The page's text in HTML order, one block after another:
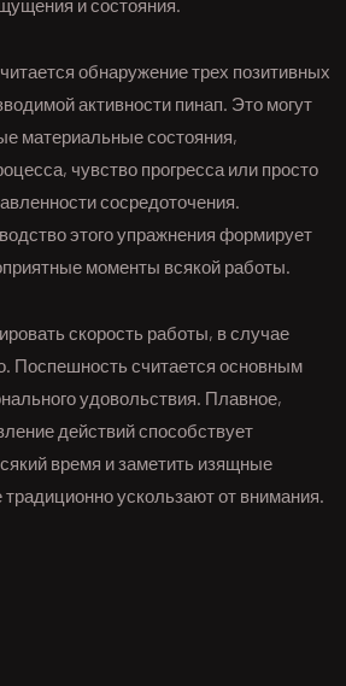
и состояния.
обнаружение трех позитивных
активности пинап. Это могут
материальные состояния,
чувство прогресса или просто
сосредоточения.
этого упражнения формирует
моменты всякой работы.
скорость работы, в случае
Поспешность считается основным
удовольствия. Плавное,
действий способствует
время и заметить изящные
ускользают от внимания.